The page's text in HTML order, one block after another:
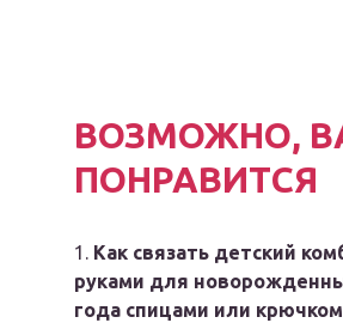
ВОЗМОЖНО,
ПОНРАВИТСЯ
Как связать детский
руками для
года спицами или